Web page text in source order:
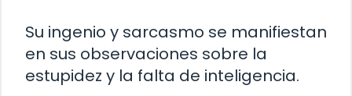
Su ingenio y sarcasmo se manifiestan
en sus observaciones sobre la
estupidez y la falta de inteligencia.